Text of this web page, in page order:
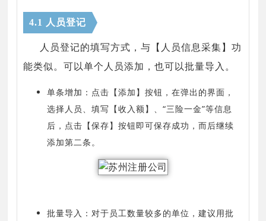
4.1 人员登记
人员登记的填写方式，与【人员信息采集】功
能类似。可以单个人员添加，也可以批量导入。
单条增加：点击【添加】按钮，在弹出的界面，
选择人员、填写【收入额】、“三险一金”等信息
后，点击【保存】按钮即可保存成功，而后继续
添加第二条。
批量导入：对于员工数量较多的单位，建议用批